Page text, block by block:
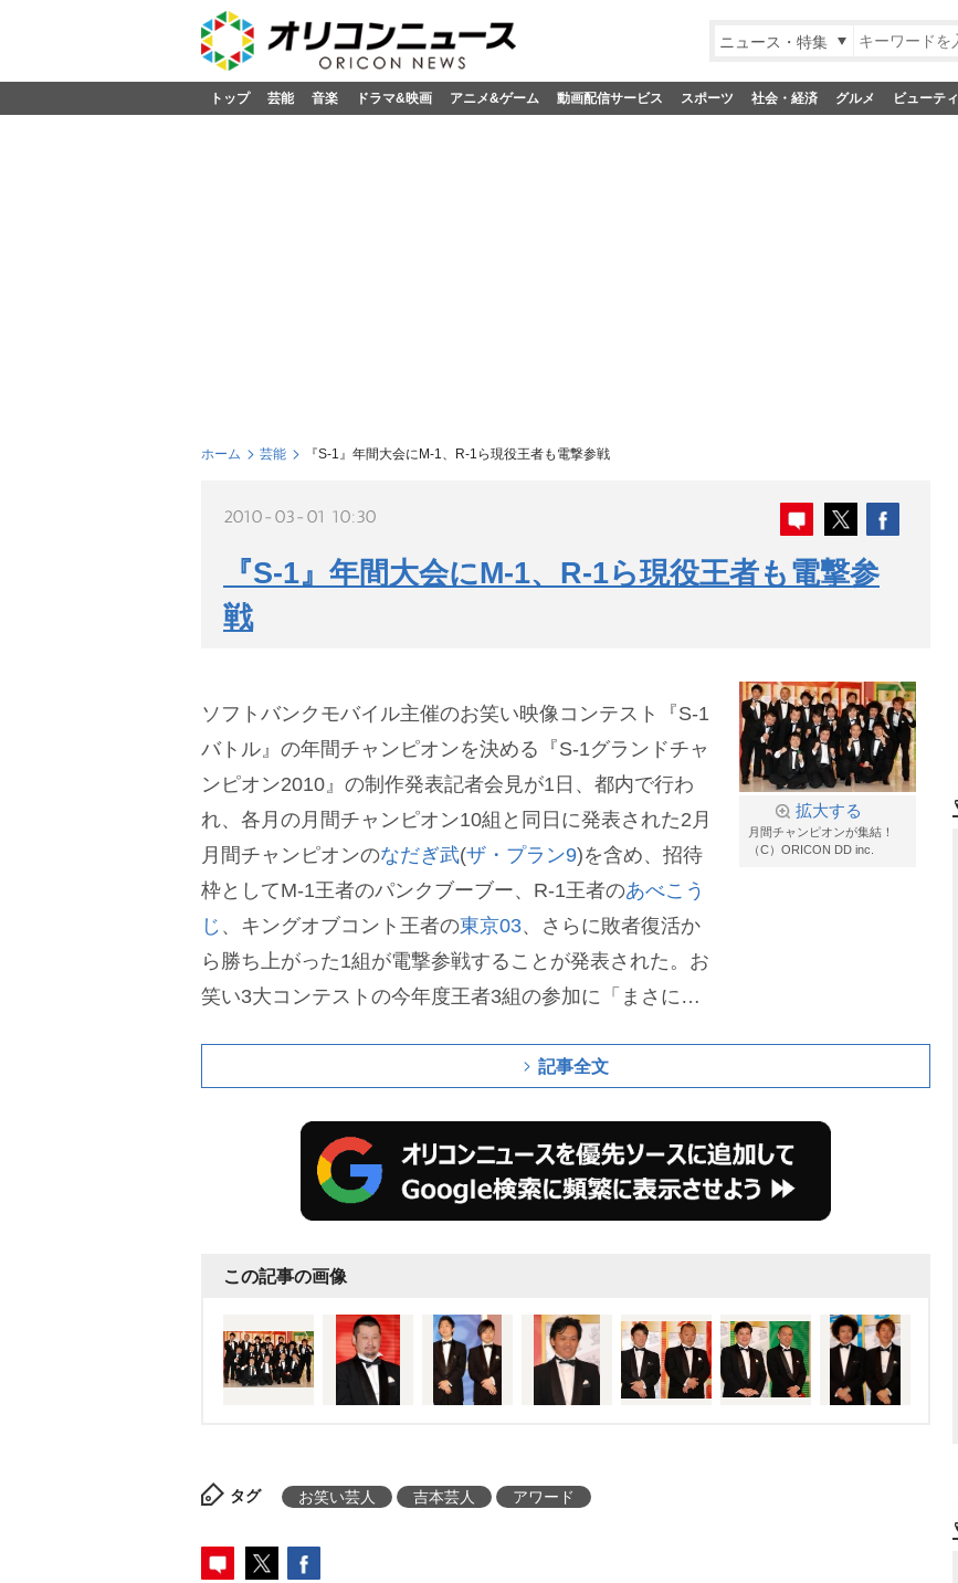
ニュース・特集
トップ 芸能 音楽 ドラマ&映画 アニメ&ゲーム 動画配信サービス スポーツ 社会・経済 グルメ ビューティ
ホーム 芸能 『S-1』年間大会にM-1、R-1ら現役王者も電撃参戦
2010-03-01 10:30
『S-1』年間大会にM-1、R-1ら現役王者も電撃参
戦
拡大する
月間チャンピオンが集結！
（C）ORICON DD inc.
ソフトバンクモバイル主催のお笑い映像コンテスト『S-1
バトル』の年間チャンピオンを決める『S-1グランドチャ
ンピオン2010』の制作発表記者会見が1日、都内で行わ
れ、各月の月間チャンピオン10組と同日に発表された2月
月間チャンピオンのなだぎ武(ザ・プラン9)を含め、招待
枠としてM-1王者のパンクブーブー、R-1王者のあべこう
じ 、キングオブコント王者の東京03、さらに敗者復活か
ら勝ち上がった1組が電撃参戦することが発表された。お
笑い3大コンテストの今年度王者3組の参加に「まさに頂
だが、早くも火花を散らした。合計15組で賞金1億円をか
記事全文
この記事の画像
タグ お笑い芸人 吉本芸人 アワード